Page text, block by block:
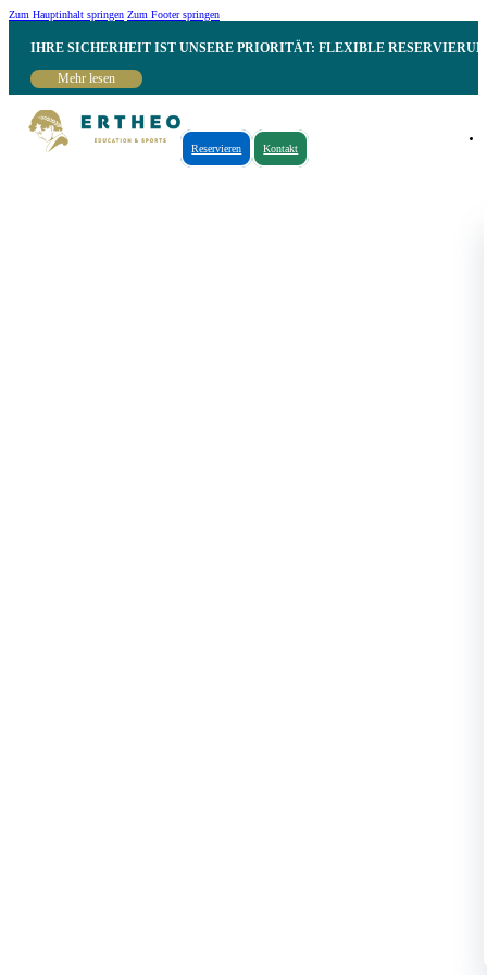
Zum Hauptinhalt springen Zum Footer springen
IHRE SICHERHEIT IST UNSERE PRIORITÄT: FLEXIBLE
Mehr lesen
Reservieren Kontakt